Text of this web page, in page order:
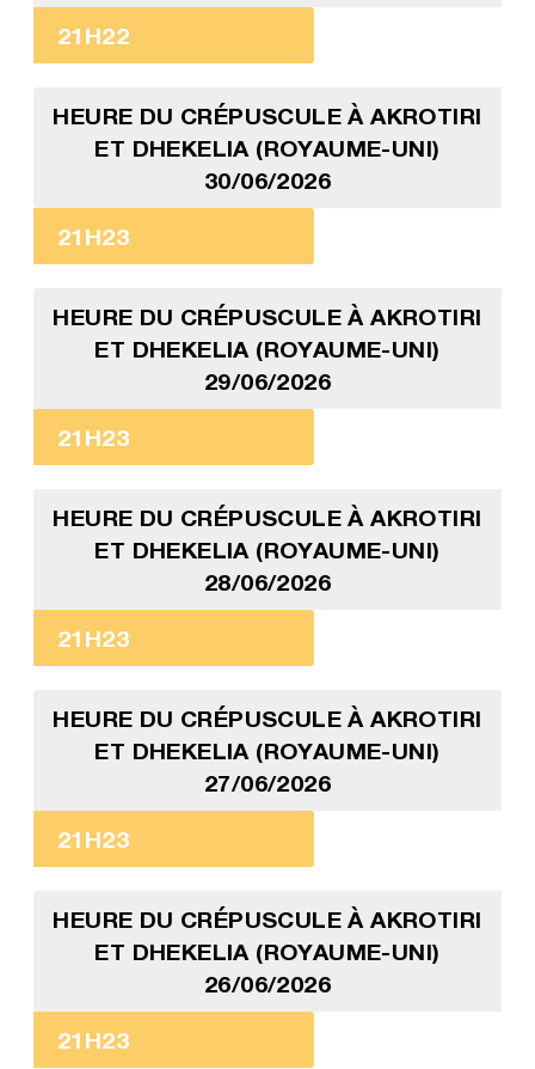
21H22
HEURE DU CRÉPUSCULE À AKROTIRI
ET DHEKELIA (ROYAUME-UNI)
30/06/2026
21H23
HEURE DU CRÉPUSCULE À AKROTIRI
ET DHEKELIA (ROYAUME-UNI)
29/06/2026
21H23
HEURE DU CRÉPUSCULE À AKROTIRI
ET DHEKELIA (ROYAUME-UNI)
28/06/2026
21H23
HEURE DU CRÉPUSCULE À AKROTIRI
ET DHEKELIA (ROYAUME-UNI)
27/06/2026
21H23
HEURE DU CRÉPUSCULE À AKROTIRI
ET DHEKELIA (ROYAUME-UNI)
26/06/2026
21H23